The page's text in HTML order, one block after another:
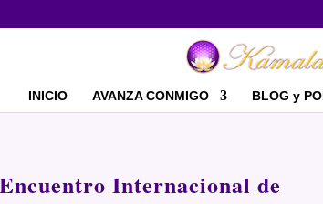
INICIO AVANZA CONMIGO BLOG y
Encuentro Internacional de